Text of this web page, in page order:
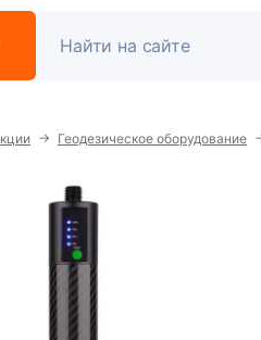
→ Геодезическое оборудование